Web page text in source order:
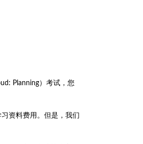
Planning）考试，您
资料费用。但是，我们